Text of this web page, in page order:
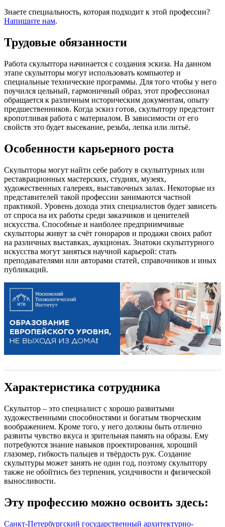
Знаете специальность, которая подходит к этой профессии?
Напишите нам.
Трудовые обязанности
Работа скульптора начинается с создания эскиза. На данном
этапе скульпторы могут использовать компьютер и
специальные технические программы. Для того чтобы у него
поучился цельный, гармоничный образ, этот профессионал
обращается к различным историческим документам, опыту
предшественников. Когда эскиз готов, скульптору предстоит
кропотливая работа с материалом. В зависимости от его
свойств это будет высекание, резьба, лепка или литьё.
Особенности карьерного роста
Скульпторы могут найти себе работу в скульптурных или
реставрационных мастерских, студиях, музеях,
художественных галереях, выставочных залах. Некоторые из
представителей такой профессии занимаются частной
практикой. Уровень дохода этих специалистов будет зависеть
от спроса на их работы среди заказчиков и ценителей
искусства. Способные и наиболее предприимчивые
скульпторы живут за счёт гонораров и продажи своих работ
на различных выставках, аукционах. Знатоки скульптурного
искусства могут заняться научной карьерой: стать
преподавателями или авторами статей, справочников и иных
публикаций.
Характеристика сотрудника
Скульптор – это специалист с хорошо развитыми
художественными способностями и богатым творческим
воображением. Кроме того, у него должны быть отлично
развиты чувство вкуса и зрительная память на образы. Ему
потребуются знание навыков проектирования, хороший
глазомер, гибкость пальцев и твёрдость рук. Создание
скульптуры может занять не один год, поэтому скульптору
также не обойтись без терпения, усидчивости и физической
выносливости.
Эту профессию можно освоить здесь:
Санкт-Петербургский государственный архитектурно-